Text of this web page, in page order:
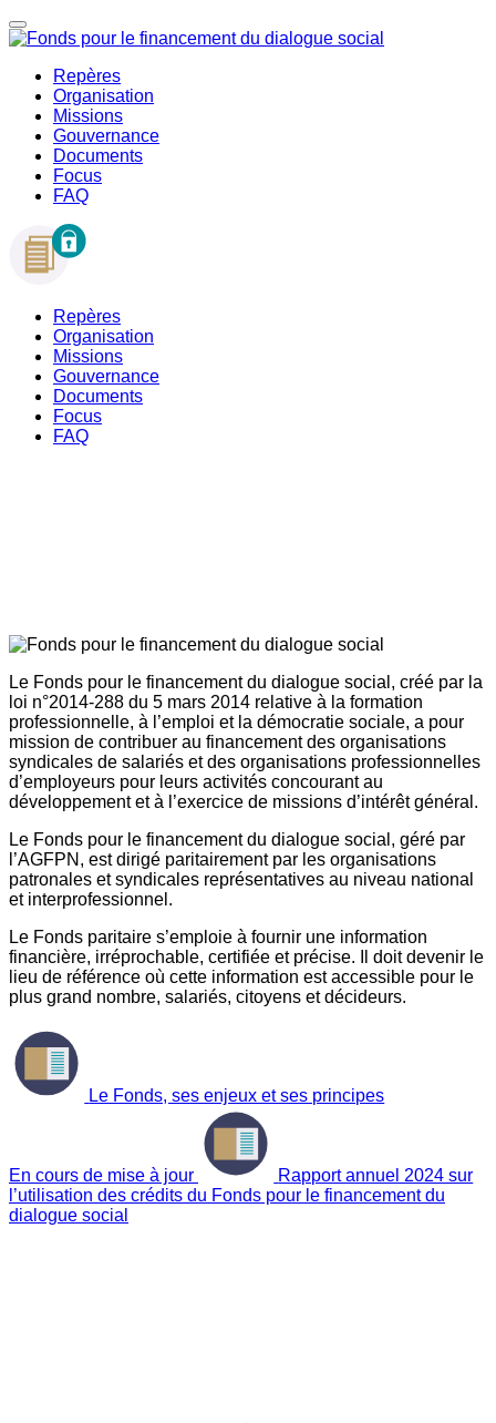
Repères
Organisation
Missions
Gouvernance
Documents
Focus
FAQ
Repères
Organisation
Missions
Gouvernance
Documents
Focus
FAQ
Le Fonds pour le financement du dialogue social, créé par la
loi n°2014-288 du 5 mars 2014 relative à la formation
professionnelle, à l’emploi et la démocratie sociale, a pour
mission de contribuer au financement des organisations
syndicales de salariés et des organisations professionnelles
d’employeurs pour leurs activités concourant au
développement et à l’exercice de missions d’intérêt général.
Le Fonds pour le financement du dialogue social, géré par
l’AGFPN, est dirigé paritairement par les organisations
patronales et syndicales représentatives au niveau national
et interprofessionnel.
Le Fonds paritaire s’emploie à fournir une information
financière, irréprochable, certifiée et précise. Il doit devenir le
lieu de référence où cette information est accessible pour le
plus grand nombre, salariés, citoyens et décideurs.
Le Fonds, ses enjeux et ses principes
En cours de mise à jour
Rapport annuel 2024 sur
l’utilisation des crédits du Fonds pour le financement du
dialogue social